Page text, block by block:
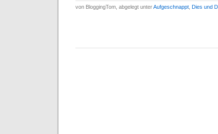
von BloggingTom, abgelegt unterAufgeschnappt Dies und